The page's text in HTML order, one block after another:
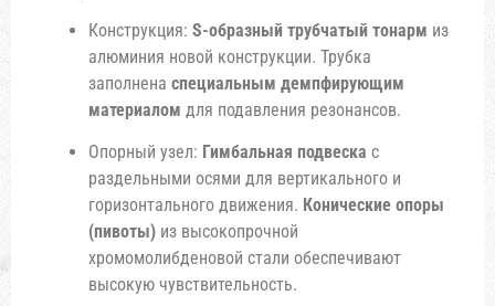
Конструкция: S-образный трубчатый тонарм из
алюминия новой конструкции. Трубка
заполнена специальным демпфирующим
материалом для подавления резонансов.
Опорный узел: Гимбальная подвеска с
раздельными осями для вертикального и
горизонтального движения. Конические опоры
(пивоты) из высокопрочной
хромомолибденовой стали обеспечивают
высокую чувствительность.